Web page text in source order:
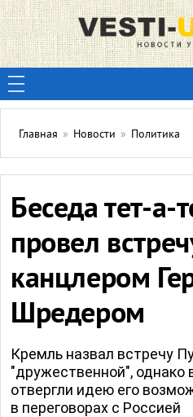
Главная » Новости » Политика
Беседа тет-а-
провел
канцлером
Шредером
Кремль назвал встречу
"дружественной", однако
отвергли идею его
в переговорах с Россией